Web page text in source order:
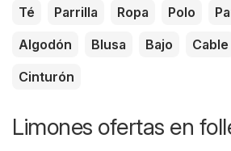
Té Parrilla Ropa Polo
Algodón
Blusa Bajo Cable
Cinturón
Limones ofertas en